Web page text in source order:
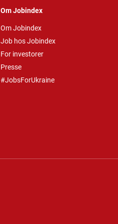
Om Jobindex
Om Jobindex
Job hos Jobindex
For investorer
Presse
#JobsForUkraine